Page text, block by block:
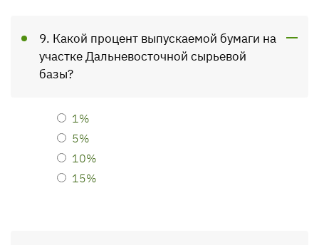
9. Какой процент выпускаемой бумаги на
участке Дальневосточной сырьевой
базы?
1%
5%
10%
15%